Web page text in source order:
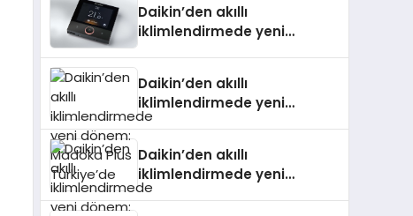
Daikin’den akıllı
iklimlendirmede yeni
Daikin’den akıllı
iklimlendirmede yeni
dönem: Madoka Plus
Daikin’den akıllı
iklimlendirmede yeni
dönem: Madoka Plus